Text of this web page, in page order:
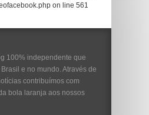
on line 561
100% independente que
e no mundo. Através de
contribuímos com
bola laranja aos nossos